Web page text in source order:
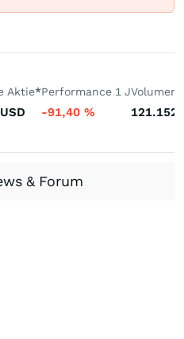
Aktie*
USD
Performance 1 J
-91,40 %
Volumen
121.152
& Forum